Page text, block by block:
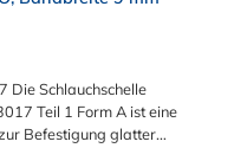
Die Schlauchschelle
Teil 1 Form A ist eine
Befestigung glatter